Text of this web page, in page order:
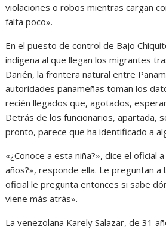
violaciones o robos mientras cargan
falta poco».
En el puesto de control de Bajo
indígena al que llegan los migrantes
Darién, la frontera natural entre
autoridades panameñas toman los
recién llegados que, agotados,
Detrás de los funcionarios, apartada,
pronto, parece que ha identificado a
«¿Conoce a esta niña?», dice el oficial
años?», responde ella. Le preguntan a
oficial le pregunta entonces si sabe
viene más atrás».
La venezolana Karely Salazar, de 31